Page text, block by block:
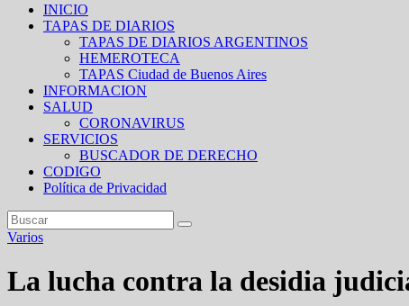
INICIO
TAPAS DE DIARIOS
TAPAS DE DIARIOS ARGENTINOS
HEMEROTECA
TAPAS Ciudad de Buenos Aires
INFORMACION
SALUD
CORONAVIRUS
SERVICIOS
BUSCADOR DE DERECHO
CODIGO
Política de Privacidad
Varios
La lucha contra la desidia